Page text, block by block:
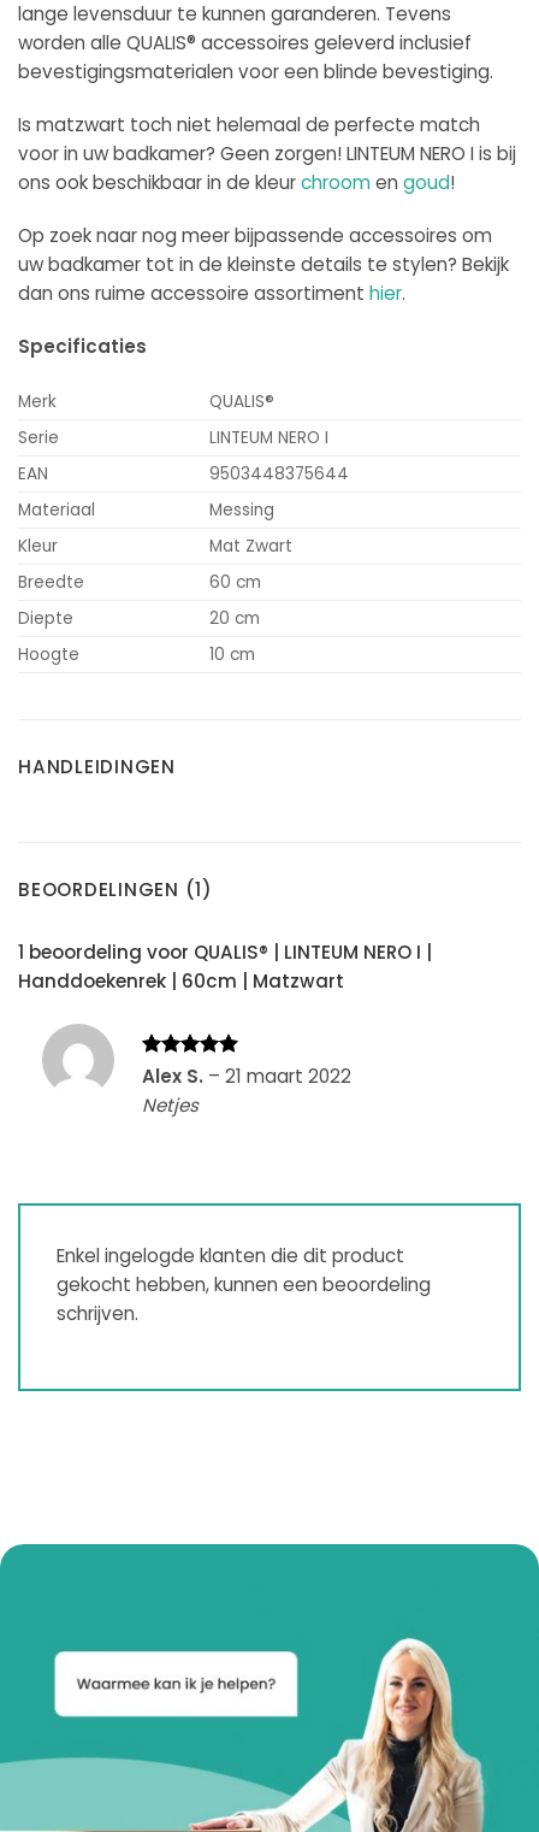
lange levensduur te kunnen garanderen. Tevens
worden alle QUALIS® accessoires geleverd inclusief
bevestigingsmaterialen voor een blinde bevestiging.
Is matzwart toch niet helemaal de perfecte match
voor in uw badkamer? Geen zorgen! LINTEUM NERO I is bij
ons ook beschikbaar in de kleurchroomen goud!
Op zoek naar nog meer bijpassende accessoires om
uw badkamer tot in de kleinste details te stylen? Bekijk
dan ons ruime accessoire assortiment hier.
Specificaties
Merk
QUALIS®
Serie
LINTEUM NERO I
EAN
9503448375644
Materiaal
Messing
Kleur
Mat Zwart
Breedte
60 cm
Diepte
20 cm
Hoogte
10 cm
HANDLEIDINGEN
BEOORDELINGEN (1)
1 beoordeling voor QUALIS® | LINTEUM NERO I |
Handdoekenrek | 60cm | Matzwart
Gewaardeerd
Alex S. – 21 maart 2022
Netjes
Enkel ingelogde klanten die dit product
gekocht hebben, kunnen een beoordeling
schrijven.